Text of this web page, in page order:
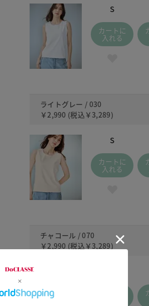
S
カートに
入れる
ライトグレー / 030
￥2,990 (税込 ￥3,289)
S
カートに
入れる
チャコール / 070
￥2,990 (税込 ￥3,289)